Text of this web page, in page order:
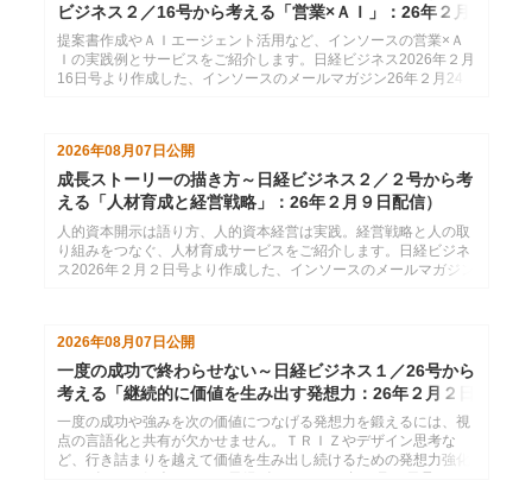
ビジネス２／16号から考える「営業×ＡＩ」：26年２月
24日配信
提案書作成やＡＩエージェント活用など、インソースの営業×Ａ
Ｉの実践例とサービスをご紹介します。日経ビジネス2026年２月
16日号より作成した、インソースのメールマガジン26年２月24
2026年08月07日 公開
成長ストーリーの描き方～日経ビジネス２／２号から考
える「人材育成と経営戦略」：26年２月９日配信）
人的資本開示は語り方、人的資本経営は実践。経営戦略と人の取
り組みをつなぐ、人材育成サービスをご紹介します。日経ビジネ
ス2026年２月２日号より作成した、インソースのメールマガジン
2026年08月07日 公開
一度の成功で終わらせない～日経ビジネス１／26号から
考える「継続的に価値を生み出す発想力：26年２月２日
配信
一度の成功や強みを次の価値につなげる発想力を鍛えるには、視
点の言語化と共有が欠かせません。ＴＲＩＺやデザイン思考な
ど、行き詰まりを越えて価値を生み出し続けるための発想力強化